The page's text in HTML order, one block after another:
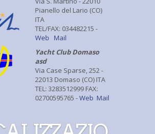
Pianello del Lario (CO)
ITA
TEL/FAX: 034482215 -
Web
Mail
Yacht Club Domaso
asd
Via Case Sparse, 252 -
22013 Domaso (CO) ITA
TEL: 3283512999 FAX:
02700595765 -Web Mail